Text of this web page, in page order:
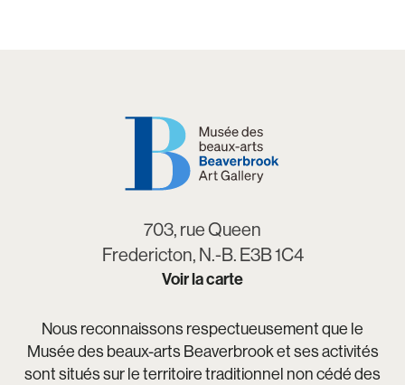
703, rue Queen
Fredericton, N.-B. E3B 1C4
Voir la carte
Nous reconnaissons respectueusement que le
Musée des beaux-arts Beaverbrook et ses activités
sont situés sur le territoire traditionnel non cédé des